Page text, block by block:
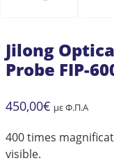
Jilong
Probe FIP-
450,00€ με Φ.Π.Α
400 times
visible.